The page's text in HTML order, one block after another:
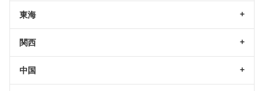
東海
関西
中国